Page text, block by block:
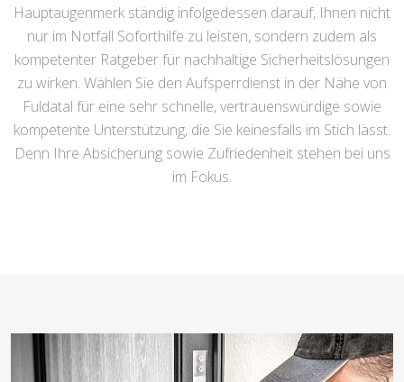
Hauptaugenmerk ständig infolgedessen darauf, Ihnen nicht
nur im Notfall Soforthilfe zu leisten, sondern zudem als
kompetenter Ratgeber für nachhaltige Sicherheitslösungen
zu wirken. Wählen Sie den Aufsperrdienst in der Nähe von
Fuldatal für eine sehr schnelle, vertrauenswürdige sowie
kompetente Unterstützung, die Sie keinesfalls im Stich lässt.
Denn Ihre Absicherung sowie Zufriedenheit stehen bei uns
im Fokus.